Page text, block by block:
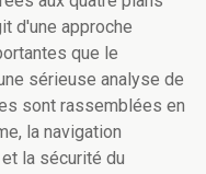
d'une approche
que le
sérieuse analyse de
sont rassemblées en
la navigation
la sécurité du